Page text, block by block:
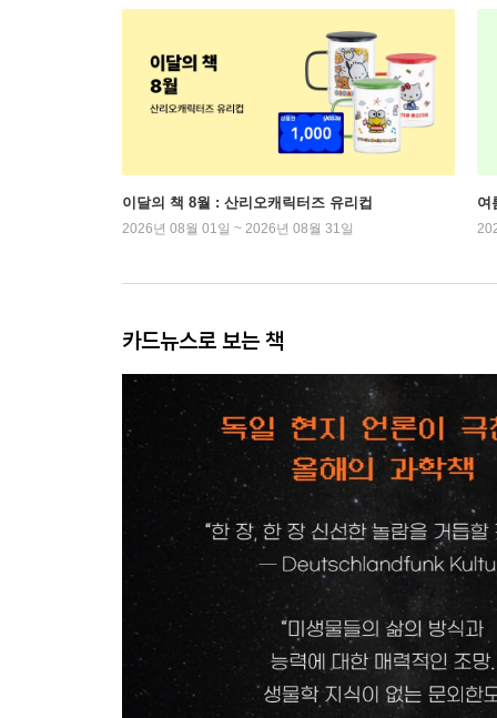
이달의 책 8월 : 산리오캐릭터즈 유리컵
2026년 08월 01일 ~ 2026년 08월 31일
여
카드뉴스로 보는 책